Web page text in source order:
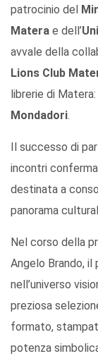
patrocinio del
Matera e dell’
avvale della
Lions Club
librerie di Matera:
Mondadori.
Il successo di
incontri
destinata a
panorama
Nel corso della
Angelo Brando, il
nell’universo
preziosa
formato,
potenza